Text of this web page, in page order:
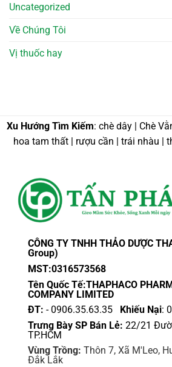
Uncategorized
Về Chúng Tôi
Vị thuốc hay
Xu Hướng Tìm Kiếm: chè dây | Chè
hoa tam thất | rượu cần | trái nhàu |
CÔNG TY TNHH THẢO DƯỢC
Group)
MST:0316573568
Tên Quốc Tế:THAPHACO
COMPANY LIMITED
ĐT: - 0906.35.63.35 Khiếu Nại:
Trưng Bày SP Bán Lẻ: 22/21
TP.HCM
Vùng Trồng: Thôn 7, Xã M'Leo,
Đắk Lắk